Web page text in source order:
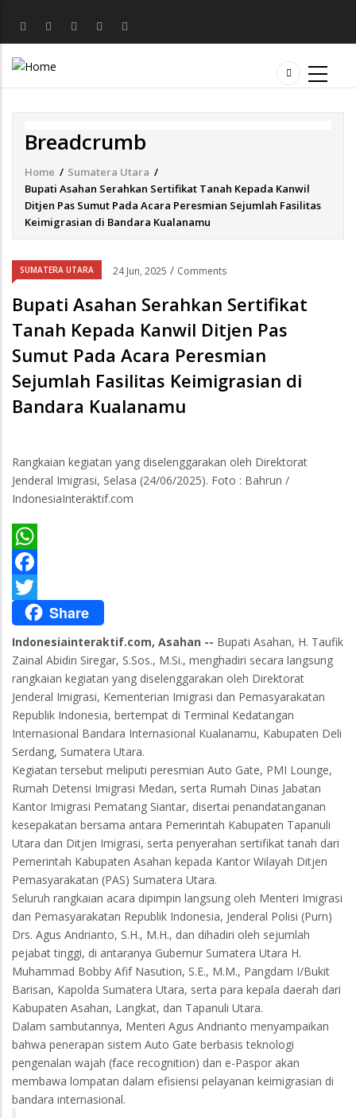
Breadcrumb
Home / Sumatera Utara /
Bupati Asahan Serahkan Sertifikat Tanah Kepada Kanwil
Ditjen Pas Sumut Pada Acara Peresmian Sejumlah Fasilitas
Keimigrasian di Bandara Kualanamu
SUMATERA UTARA 24 Jun, 2025 / Comments
Bupati Asahan Serahkan Sertifikat
Tanah Kepada Kanwil Ditjen Pas
Sumut Pada Acara Peresmian
Sejumlah Fasilitas Keimigrasian di
Bandara Kualanamu
Rangkaian kegiatan yang diselenggarakan oleh Direktorat
Jenderal Imigrasi, Selasa (24/06/2025). Foto : Bahrun /
IndonesiaInteraktif.com
WhatsApp
Facebook
Twitter Share
Indonesiainteraktif.com, Asahan -- Bupati Asahan, H. Taufik
Zainal Abidin Siregar, S.Sos., M.Si., menghadiri secara langsung
rangkaian kegiatan yang diselenggarakan oleh Direktorat
Jenderal Imigrasi, Kementerian Imigrasi dan Pemasyarakatan
Republik Indonesia, bertempat di Terminal Kedatangan
Internasional Bandara Internasional Kualanamu, Kabupaten Deli
Serdang, Sumatera Utara.
Kegiatan tersebut meliputi peresmian Auto Gate, PMI Lounge,
Rumah Detensi Imigrasi Medan, serta Rumah Dinas Jabatan
Kantor Imigrasi Pematang Siantar, disertai penandatanganan
kesepakatan bersama antara Pemerintah Kabupaten Tapanuli
Utara dan Ditjen Imigrasi, serta penyerahan sertifikat tanah dari
Pemerintah Kabupaten Asahan kepada Kantor Wilayah Ditjen
Pemasyarakatan (PAS) Sumatera Utara.
Seluruh rangkaian acara dipimpin langsung oleh Menteri Imigrasi
dan Pemasyarakatan Republik Indonesia, Jenderal Polisi (Purn)
Drs. Agus Andrianto, S.H., M.H., dan dihadiri oleh sejumlah
pejabat tinggi, di antaranya Gubernur Sumatera Utara H.
Muhammad Bobby Afif Nasution, S.E., M.M., Pangdam I/Bukit
Barisan, Kapolda Sumatera Utara, serta para kepala daerah dari
Kabupaten Asahan, Langkat, dan Tapanuli Utara.
Dalam sambutannya, Menteri Agus Andrianto menyampaikan
bahwa penerapan sistem Auto Gate berbasis teknologi
pengenalan wajah (face recognition) dan e-Paspor akan
membawa lompatan dalam efisiensi pelayanan keimigrasian di
bandara internasional.